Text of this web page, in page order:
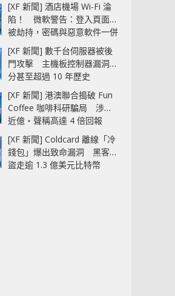
[XF 新聞] 酒店機場 Wi-Fi 淪
陷！ 微軟警告：登入頁面可
被劫持，密碼與惡意軟件一併
中招
[XF 新聞] 數千台伺服器被後
門攻擊 主機板控制器漏洞部
分甚至超過 10 年歷史
[XF 新聞] 港澳聯合搗破 Fun
Coffee 咖啡科研騙局 涉款
近億‧聲稱高達 4 倍回報
[XF 新聞] Coldcard 離線「冷
錢包」爆出致命漏洞 黑客已
盜走逾 1.3 億美元比特幣